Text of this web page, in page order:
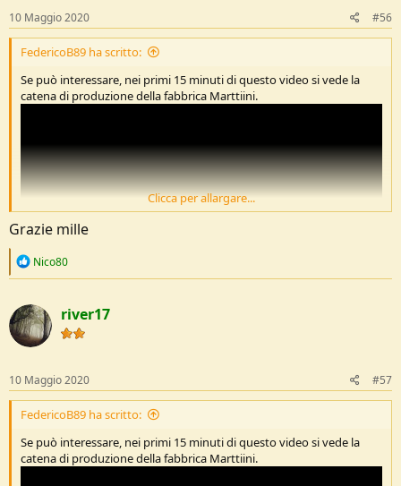
10 Maggio 2020 #56
FedericoB89 ha scritto:
Se può interessare, nei primi 15 minuti di questo video si vede la
catena di produzione della fabbrica Marttiini.
Clicca per allargare...
Grazie mille
R
c
t
i
o
s
:
Nico80
river17
10 Maggio 2020 #57
FedericoB89 ha scritto:
Se può interessare, nei primi 15 minuti di questo video si vede la
catena di produzione della fabbrica Marttiini.